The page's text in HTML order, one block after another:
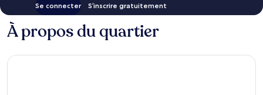
Se connecter S’inscrire gratuitement
À propos du quartier